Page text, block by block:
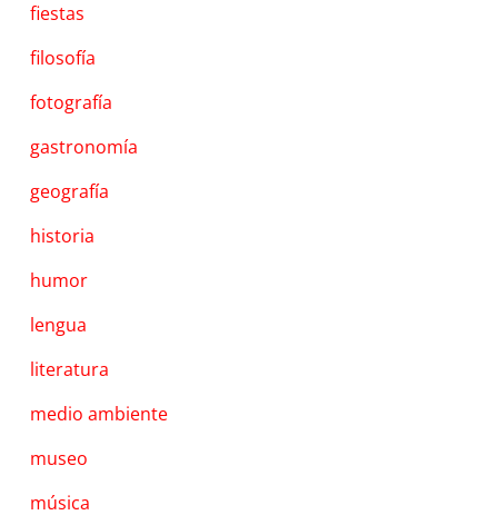
fiestas
filosofía
fotografía
gastronomía
geografía
historia
humor
lengua
literatura
medio ambiente
museo
música